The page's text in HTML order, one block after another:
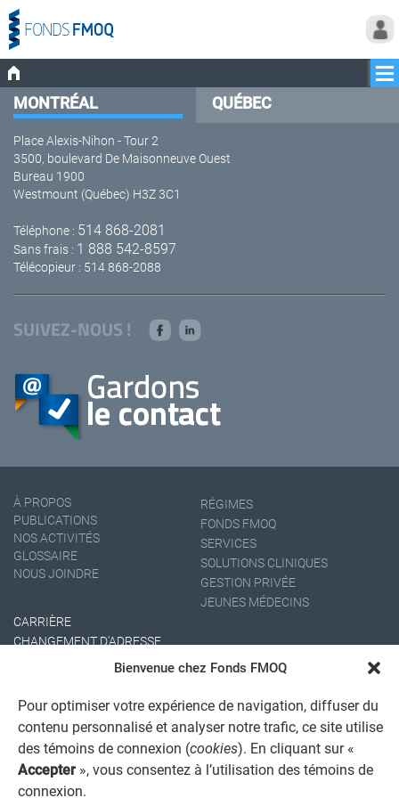
Bienvenue chez Fonds FMOQ
Pour optimiser votre expérience de navigation, diffuser du
contenu personnalisé et analyser notre trafic, ce site utilise
des témoins de connexion (cookies). En cliquant sur «
Accepter », vous consentez à l’utilisation des témoins de
connexion.
MONTRÉAL QUÉBEC
Place Alexis-Nihon - Tour 2
3500, boulevard De Maisonneuve Ouest
Bureau 1900
Westmount (Québec) H3Z 3C1
Téléphone : 514 868-2081
Sans frais : 1 888 542-8597
Télécopieur : 514 868-2088
SUIVEZ-NOUS !
À PROPOS
PUBLICATIONS
NOS ACTIVITÉS
GLOSSAIRE
NOUS JOINDRE
RÉGIMES
FONDS FMOQ
SERVICES
SOLUTIONS CLINIQUES
GESTION PRIVÉE
JEUNES MÉDECINS
CARRIÈRE
CHANGEMENT D'ADRESSE